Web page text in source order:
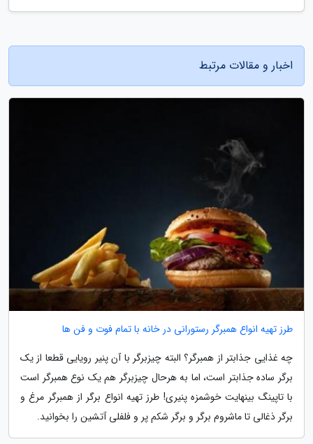
اخبار و مقالات مرتبط
طرز تهیه انواع همبرگر رستورانی در خانه با تمام فوت و فن ها
چه غذایی جذابتر از همبرگر؟ البته چیزبرگر با آن پنیر رویایی قطعا از یک
برگر ساده جذابتر است، اما به هرحال چیزبرگر هم یک نوع همبرگر است
با تاپینگ بینهایت خوشمزه پنیری! طرز تهیه انواع برگر از همبرگر مرغ و
برگر ذغالی تا ماشروم برگر و برگر شکم پر و فلفلی آتشین را بخوانید.